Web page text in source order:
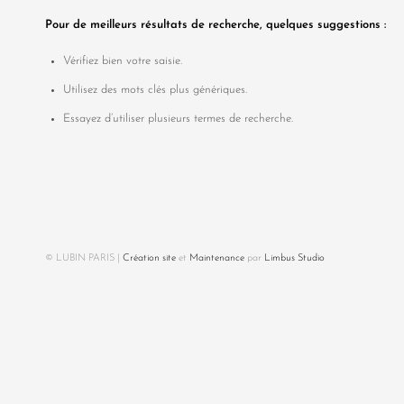
Pour de meilleurs résultats de recherche, quelques suggestions :
Vérifiez bien votre saisie.
Utilisez des mots clés plus génériques.
Essayez d’utiliser plusieurs termes de recherche.
© LUBIN PARIS | Création site et Maintenance par Limbus Studio